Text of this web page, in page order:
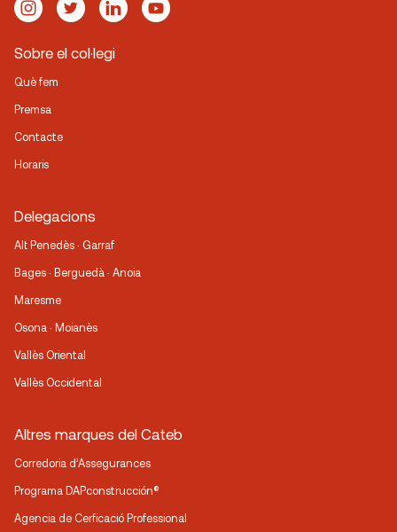
Sobre el col·legi
Què fem
Premsa
Contacte
Horaris
Delegacions
Alt Penedès · Garraf
Bages · Berguedà · Anoia
Maresme
Osona · Moianès
Vallès Oriental
Vallès Occidental
Altres marques del Cateb
Corredoria d’Assegurances
Programa DAPconstrucción®
Agencia de Cerficació Professional